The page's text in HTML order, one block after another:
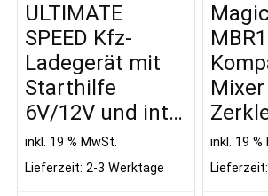
ULTIMATE
SPEED Kfz-
Ladegerät mit
Starthilfe
6V/12V und int…
inkl. 19 % MwSt.
Lieferzeit:2-3 Werktage
Mixer
inkl. 19 %